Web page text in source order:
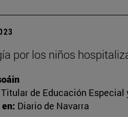
por los niños
de Educación
Diario de Navarra